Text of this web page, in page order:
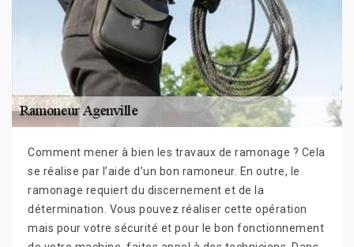
Comment mener à bien les travaux de ramonage ? Cela
se réalise par l’aide d’un bon ramoneur. En outre, le
ramonage requiert du discernement et de la
détermination. Vous pouvez réaliser cette opération
mais pour votre sécurité et pour le bon fonctionnement